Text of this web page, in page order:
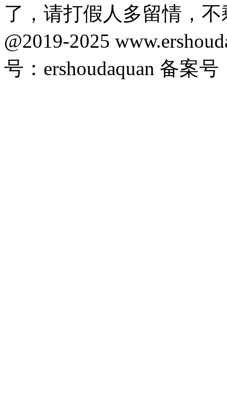
了，请打假人多留情，
@2019-2025
号：ershoudaquan 备案